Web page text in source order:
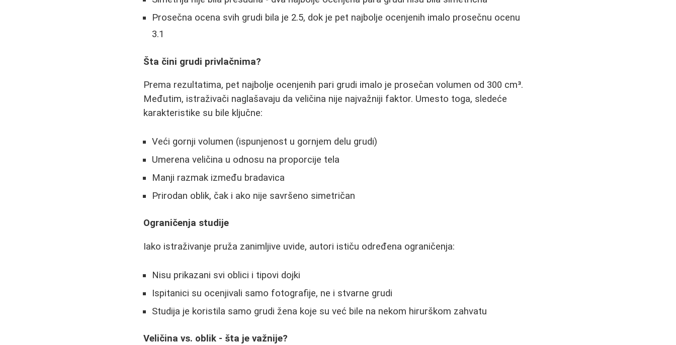
Prosečna ocena svih grudi bila je 2.5, dok je pet najbolje ocenjenih imalo prosečnu ocenu
3.1
Šta čini grudi privlačnima?
Prema rezultatima, pet najbolje ocenjenih pari grudi imalo je prosečan volumen od 300 cm³.
Međutim, istraživači naglašavaju da veličina nije najvažniji faktor. Umesto toga, sledeće
karakteristike su bile ključne:
Veći gornji volumen (ispunjenost u gornjem delu grudi)
Umerena veličina u odnosu na proporcije tela
Manji razmak između bradavica
Prirodan oblik, čak i ako nije savršeno simetričan
Ograničenja studije
Iako istraživanje pruža zanimljive uvide, autori ističu određena ograničenja:
Nisu prikazani svi oblici i tipovi dojki
Ispitanici su ocenjivali samo fotografije, ne i stvarne grudi
Studija je koristila samo grudi žena koje su već bile na nekom hirurškom zahvatu
Veličina vs. oblik - šta je važnije?